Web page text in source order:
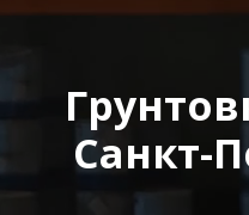
Санкт-